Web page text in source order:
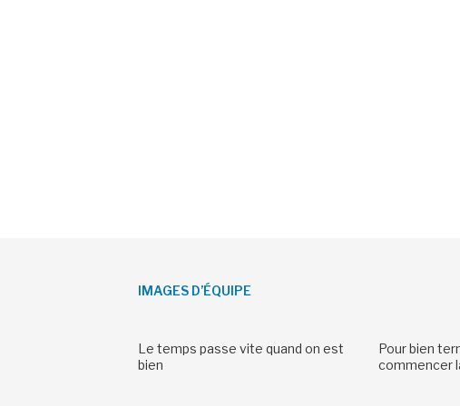
IMAGES D’ÉQUIPE
Le temps passe vite quand on est
bien
Pour bien
commencer